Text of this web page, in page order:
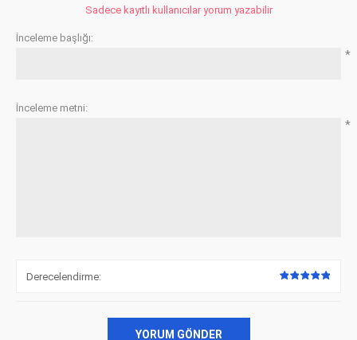
Sadece kayıtlı kullanıcılar yorum yazabilir
İnceleme başlığı:
*
İnceleme metni:
*
Derecelendirme:
YORUM GÖNDER